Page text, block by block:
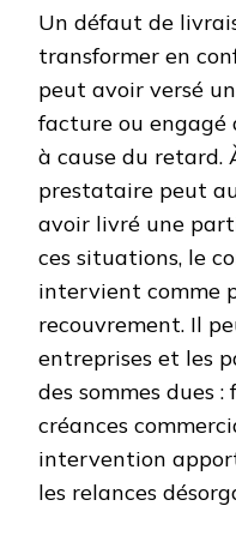
Un défaut de
transformer en
peut avoir versé
facture ou engagé
à cause du retard.
prestataire peut
avoir livré une
ces situations, le
intervient comme
recouvrement. Il
entreprises et les
des sommes dues
créances
intervention
les relances